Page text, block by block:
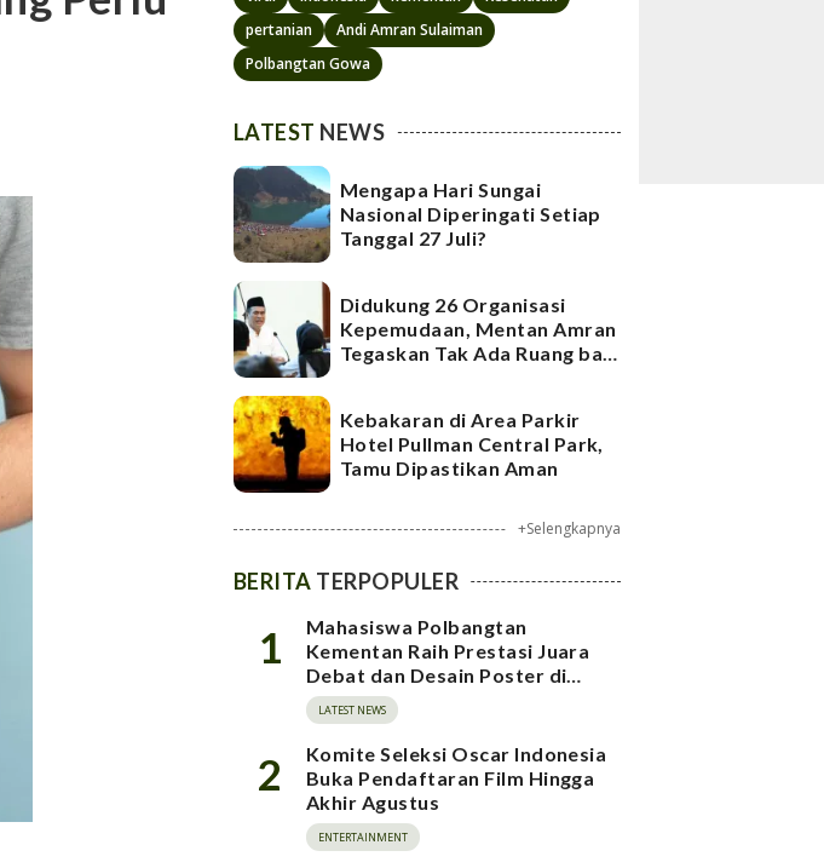
pertanian
Andi Amran Sulaiman
Polbangtan Gowa
LATEST NEWS
Mengapa Hari Sungai
Nasional Diperingati Setiap
Tanggal 27 Juli?
Didukung 26 Organisasi
Kepemudaan, Mentan Amran
Tegaskan Tak Ada Ruang bagi
Kebakaran di Area Parkir
Hotel Pullman Central Park,
Tamu Dipastikan Aman
+Selengkapnya
BERITA TERPOPULER
1
Mahasiswa Polbangtan
Kementan Raih Prestasi Juara
Debat dan Desain Poster di
BAMPIWIL 2026
LATEST NEWS
2
Komite Seleksi Oscar Indonesia
Buka Pendaftaran Film Hingga
Akhir Agustus
ENTERTAINMENT